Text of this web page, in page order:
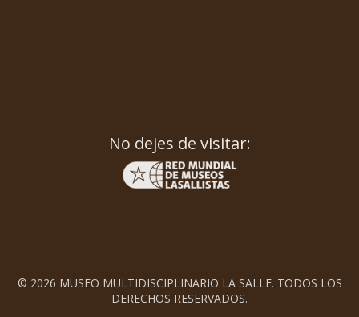
No dejes de visitar:
© 2026 MUSEO MULTIDISCIPLINARIO LA SALLE. TODOS LOS
DERECHOS RESERVADOS.